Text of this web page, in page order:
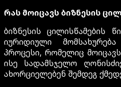
რას მოიცავს ბიზნესის
ბიზნესის ცილისწამების
იურიდიული
პროცესი, რომელიც
ისე სადამსჯელო
ახორციელებენ შემდეგ